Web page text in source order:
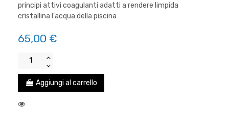
principi attivi coagulanti adatti a rendere limpida
cristallina l'acqua della piscina
65,00 €
Aggiungi al carrello